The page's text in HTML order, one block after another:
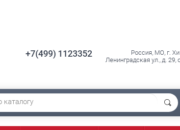
+7(499) 1123352
Россия, МО, г.
Ленинградская ул., д. 29,